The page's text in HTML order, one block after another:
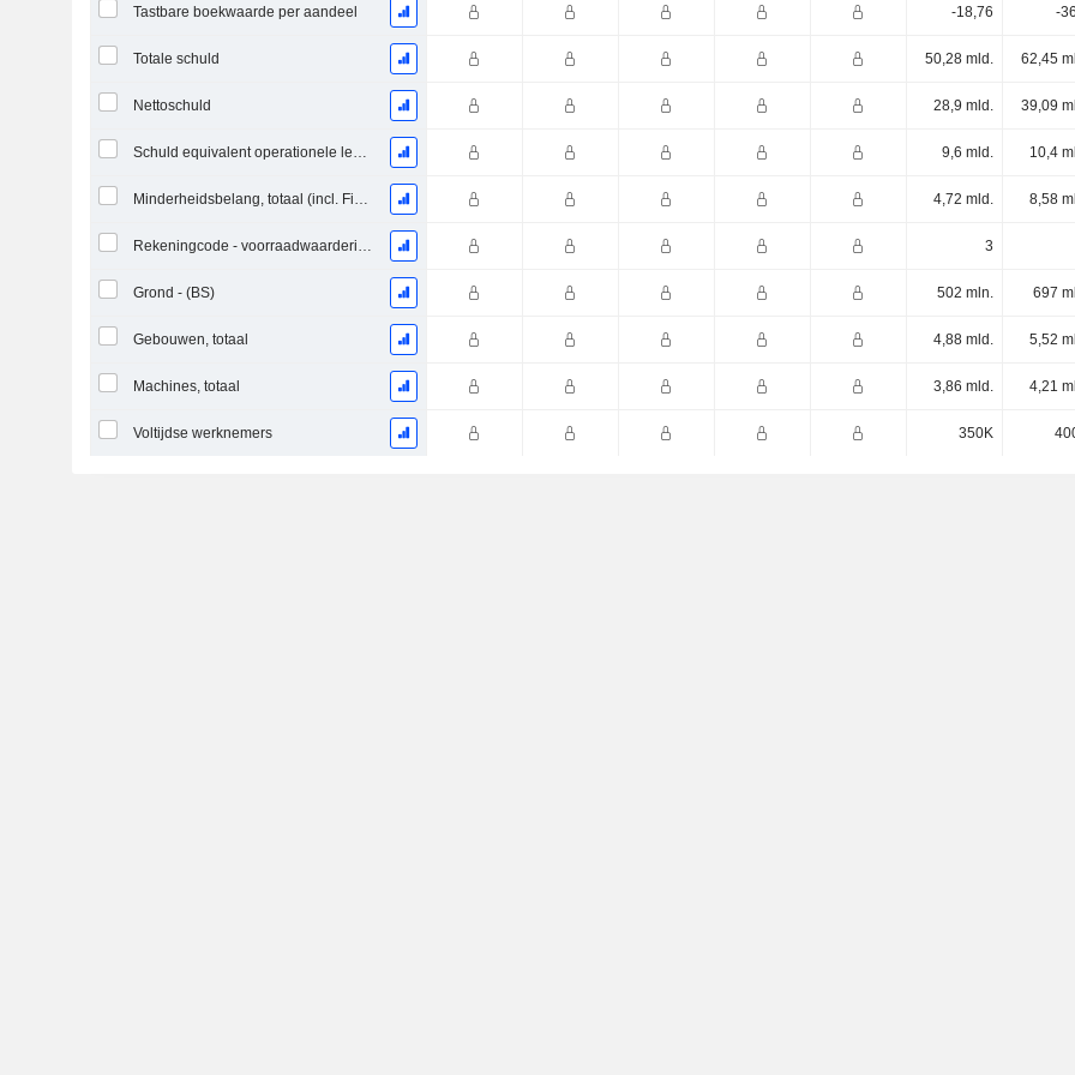
Tastbare boekwaarde per aandeel -18,76 -
Totale schuld 50,28 mld. 62,45
Nettoschuld 28,9 mld. 39,09
Schuld equivalent operationele leases 9,6 mld. 10,4
Minderheidsbelang, totaal (incl. Fin. Div) 4,72 mld. 8,58
Rekeningcode - voorraadwaardering 3
Grond - (BS) 502 mln. 697
Gebouwen, totaal 4,88 mld. 5,52
Machines, totaal 3,86 mld. 4,21
Voltijdse werknemers 350K